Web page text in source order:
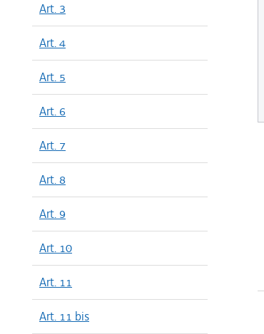
Art. 3
Art. 4
Art. 5
Art. 6
Art. 7
Art. 8
Art. 9
Art. 10
Art. 11
Art. 11 bis